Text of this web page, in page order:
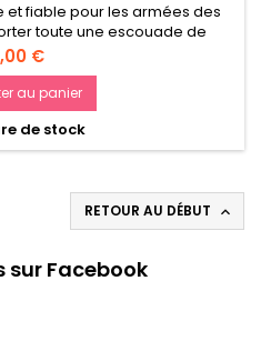
et fiable pour les armées des
toute une escouade de
de bataille rapidement et à
grâce à un large éventail
et d'accessoires
€
au panier
de stock
RETOUR AU DÉBUT 
sur Facebook